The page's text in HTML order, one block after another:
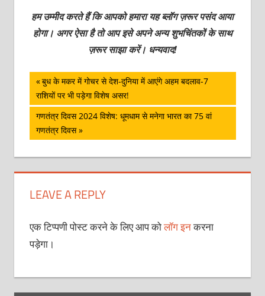
हम उम्मीद करते हैं कि आपको हमारा यह ब्लॉग ज़रूर पसंद आया
होगा। अगर ऐसा है तो आप इसे अपने अन्य शुभचिंतकों के साथ
ज़रूर साझा करें। धन्यवाद!
पोस्ट
नेविगेशन
Previous
Post:
बुध के मकर में गोचर से देश-दुनिया में आएंगे अहम बदलाव-7
राशियों पर भी पड़ेगा विशेष असर!
Next
Post:
गणतंत्र दिवस 2024 विशेष: धूमधाम से मनेगा भारत का 75 वां
गणतंत्र दिवस
LEAVE A REPLY
एक टिप्पणी पोस्ट करने के लिए आप कोलॉग इनकरना
पड़ेगा।